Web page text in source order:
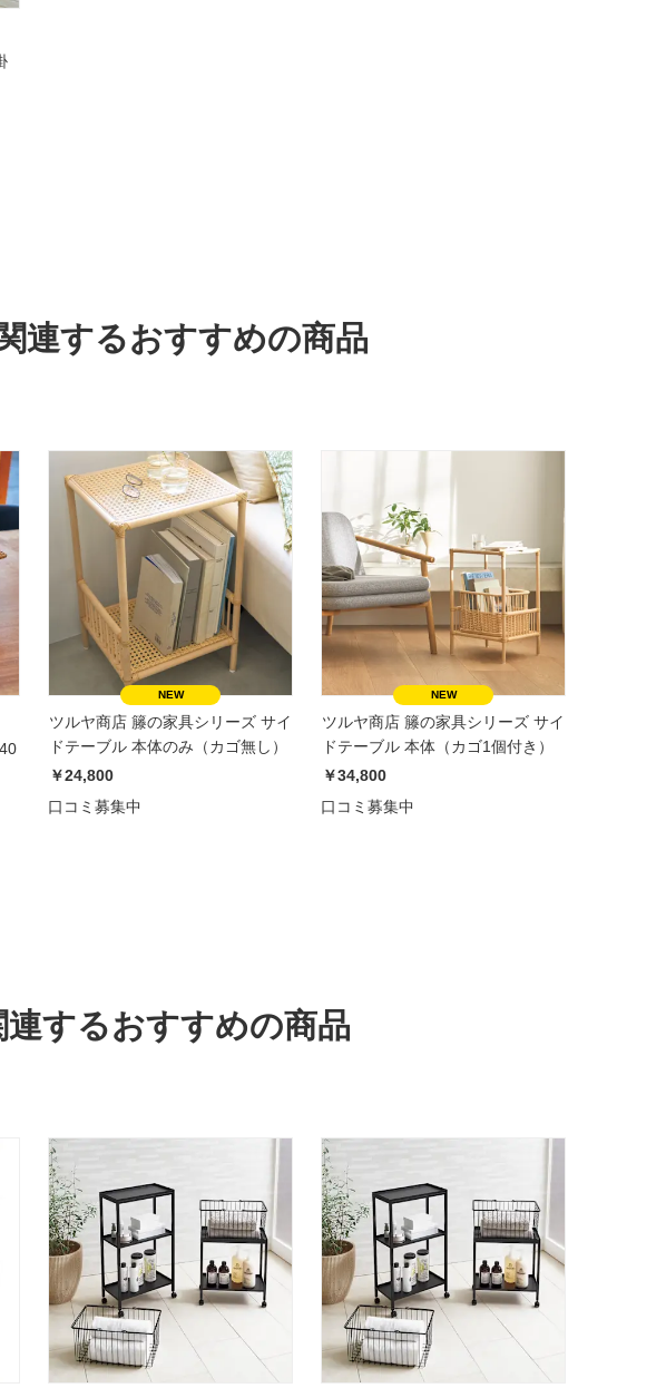
連するおすすめの商品
ツルヤ商店 籐の家具シリーズ サイ
ドテーブル 本体のみ（カゴ無し）
￥24,800
口コミ募集中
ツルヤ商店 籐の家具シリーズ サイ
ドテーブル 本体（カゴ1個付き）
￥34,800
口コミ募集中
するおすすめの商品